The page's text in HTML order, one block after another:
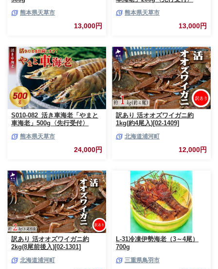
熊本県天草市
13,000円
熊本県天草市
13,000円
S010-082_活き車海老「やまと
車海老」500g〈先行受付〉
熊本県天草市
24,000円
訳あり 活オオズワイガニ約
1kg(約4尾入)[02-1409]
北海道浦河町
12,000円
訳あり 活オオズワイガニ約
2kg(8尾前後入)[02-1301]
北海道浦河町
L-31冷凍伊勢海老（3～4尾）
700g
三重県鳥羽市